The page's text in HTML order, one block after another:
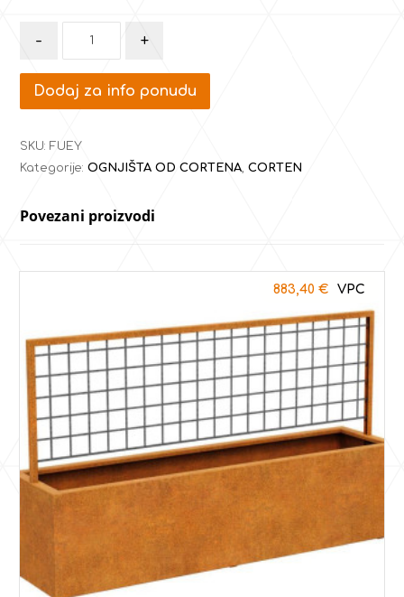
- +
Dodaj za info ponudu
SKU: FUEY
Kategorije:OGNJIŠTA OD CORTENA ,CORTEN
Povezani proizvodi
883,40 €